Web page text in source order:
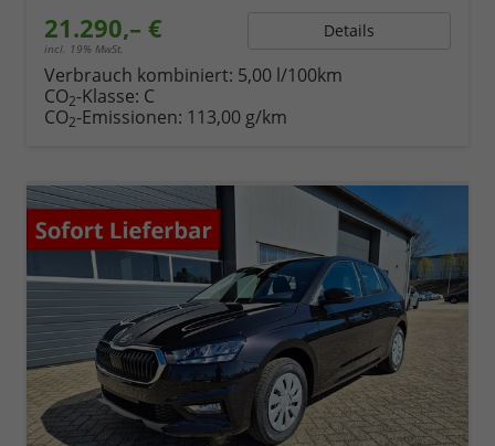
21.290,– €
incl. 19% MwSt.
Details
Verbrauch kombiniert: 5,00 l/100km
CO2-Klasse: C
CO2-Emissionen: 113,00 g/km